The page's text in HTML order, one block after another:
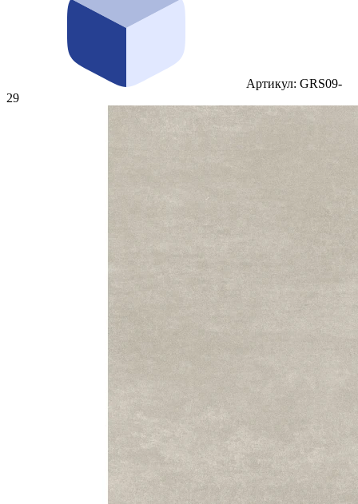
Артикул: GRS09-
29